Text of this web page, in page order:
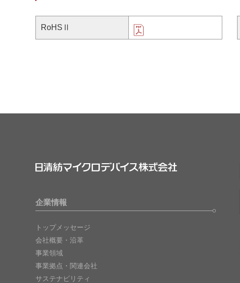
RoHSⅡ
企業情報
トップメッセージ
会社概要・沿革
事業領域
事業拠点・関連会社
サステナビリティ